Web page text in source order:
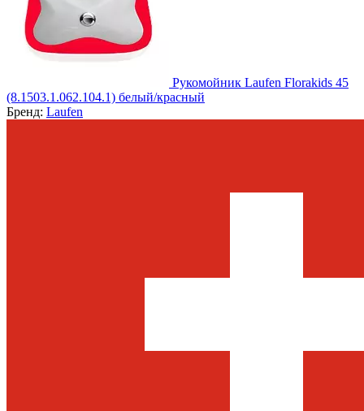
Рукомойник Laufen Florakids 45
(8.1503.1.062.104.1) белый/красный
Бренд: Laufen